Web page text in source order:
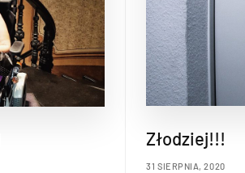
Złodziej!!!
31 SIERPNIA, 2020